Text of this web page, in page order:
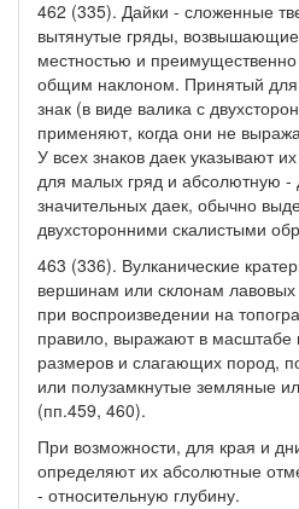
462 (335). Дайки - сложенные
вытянутые гряды,
местностью и
общим наклоном. Принятый для
знак (в виде валика с
применяют, когда они не
У всех знаков даек указывают
для малых гряд и абсолютную -
значительных даек, обычно
двухсторонними скалистыми
463 (336). Вулканические
вершинам или склонам
при воспроизведении на
правило, выражают в масштабе
размеров и слагающих пород,
или полузамкнутые земляные
(пп.459, 460).
При возможности, для края и
определяют их абсолютные
- относительную глубину.